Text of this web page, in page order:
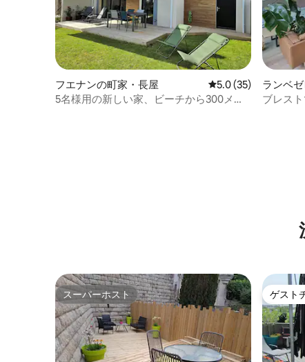
フエナンの町家・長屋 レビュー35件、5つ
5.0 (35)
5名様用の新しい家、ビーチから300メー
ランベ
ブレス
スーパーホスト
スーパーホスト ゲスト
ゲスト